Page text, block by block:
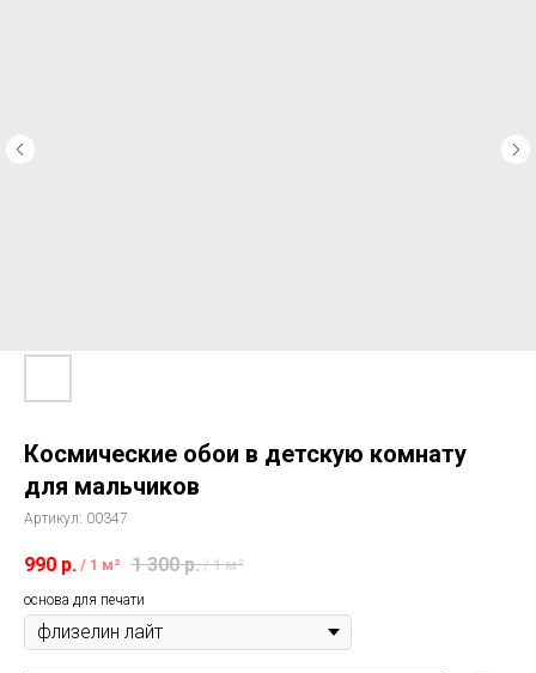
Космические обои в детскую комнату
для мальчиков
Артикул: 00347
990 р. / 1 м² 1 300 р. / 1 м²
основа для печати